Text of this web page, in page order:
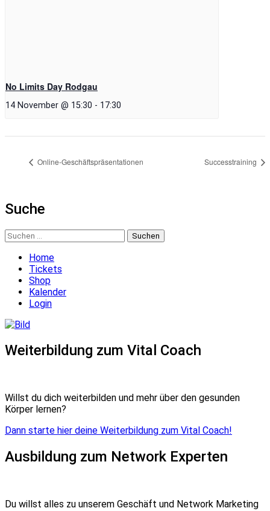
No Limits Day Rodgau
14 November @ 15:30 - 17:30
Online-Geschäftspräsentationen Successtraining
Suche
Suchen
nach:
Home
Tickets
Shop
Kalender
Login
Weiterbildung zum Vital Coach
Willst du dich weiterbilden und mehr über den gesunden
Körper lernen?
Dann starte hier deine Weiterbildung zum Vital Coach!
Ausbildung zum Network Experten
Du willst alles zu unserem Geschäft und Network Marketing